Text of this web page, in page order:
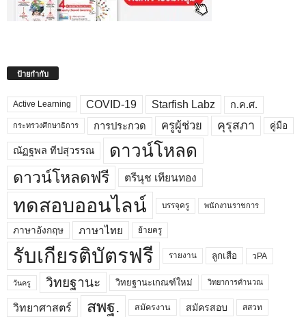
ป้ายกำกับ
Active Learning COVID-19 Starfish Labz ก.ค.ศ.
กระทรวงศึกษาธิการ การประกวด ครูผู้ช่วย คุรุสภา คู่มือ
ณัฏฐพล ทีปสุวรรณ ดาวน์โหลด
ดาวน์โหลดฟรี ตรีนุช เทียนทอง
ทดสอบออนไลน์ บรรจุครู พนักงานราชการ
ภาษาอังกฤษ ภาษาไทย ย้ายครู
รับเกียรติบัตรฟรี รายงาน ลูกเสือ วPA
วันครู วิทยฐานะ วิทยฐานะเกณฑ์ใหม่ วิทยาการคำนวณ
วิทยาศาสตร์ สพฐ. สมัครงาน สมัครสอบ สสวท